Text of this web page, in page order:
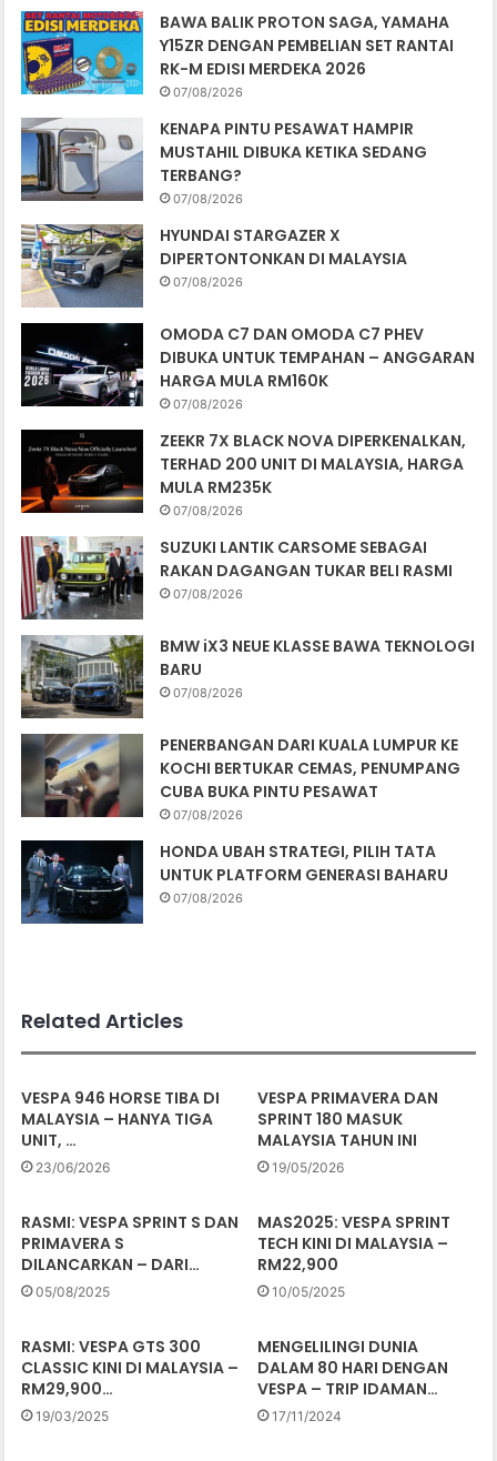
BAWA BALIK PROTON SAGA, YAMAHA
Y15ZR DENGAN PEMBELIAN SET RANTAI
RK-M EDISI MERDEKA 2026
07/08/2026
KENAPA PINTU PESAWAT HAMPIR
MUSTAHIL DIBUKA KETIKA SEDANG
TERBANG?
07/08/2026
HYUNDAI STARGAZER X
DIPERTONTONKAN DI MALAYSIA
07/08/2026
OMODA C7 DAN OMODA C7 PHEV
DIBUKA UNTUK TEMPAHAN – ANGGARAN
HARGA MULA RM160K
07/08/2026
ZEEKR 7X BLACK NOVA DIPERKENALKAN,
TERHAD 200 UNIT DI MALAYSIA, HARGA
MULA RM235K
07/08/2026
SUZUKI LANTIK CARSOME SEBAGAI
RAKAN DAGANGAN TUKAR BELI RASMI
07/08/2026
BMW iX3 NEUE KLASSE BAWA TEKNOLOGI
BARU
07/08/2026
PENERBANGAN DARI KUALA LUMPUR KE
KOCHI BERTUKAR CEMAS, PENUMPANG
CUBA BUKA PINTU PESAWAT
07/08/2026
HONDA UBAH STRATEGI, PILIH TATA
UNTUK PLATFORM GENERASI BAHARU
07/08/2026
Related Articles
VESPA 946 HORSE TIBA DI
MALAYSIA – HANYA TIGA
UNIT, …
23/06/2026
VESPA PRIMAVERA DAN
SPRINT 180 MASUK
MALAYSIA TAHUN INI
19/05/2026
RASMI: VESPA SPRINT S DAN
PRIMAVERA S
DILANCARKAN – DARI…
05/08/2025
MAS2025: VESPA SPRINT
TECH KINI DI MALAYSIA –
RM22,900
10/05/2025
RASMI: VESPA GTS 300
CLASSIC KINI DI MALAYSIA –
RM29,900…
19/03/2025
MENGELILINGI DUNIA
DALAM 80 HARI DENGAN
VESPA – TRIP IDAMAN…
17/11/2024